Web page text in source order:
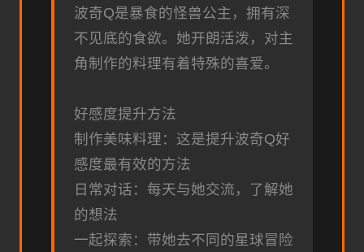
波奇Q是暴食的怪兽公主，拥有深
不见底的食欲。她开朗活泼，对主
角制作的料理有着特殊的喜爱。
好感度提升方法
制作美味料理：这是提升波奇Q好
感度最有效的方法
日常对话：每天与她交流，了解她
的想法
一起探索：带她去不同的星球冒险